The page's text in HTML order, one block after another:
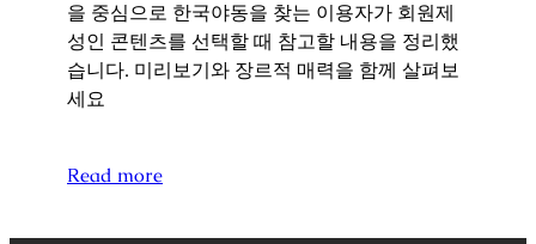
을 중심으로 한국야동을 찾는 이용자가 회원제
성인 콘텐츠를 선택할 때 참고할 내용을 정리했
습니다. 미리보기와 장르적 매력을 함께 살펴보
세요
Read more